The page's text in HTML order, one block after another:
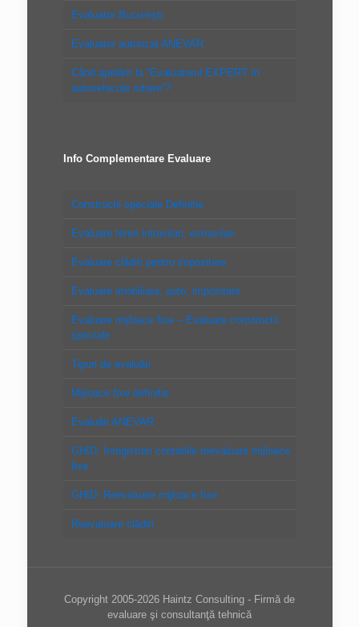
Evaluator Bucureşti
Evaluator autorizat ANEVAR
Când apelăm la “Evaluatorul EXPERT în
autovehicule rutiere”?
Info Complementare Evaluare
Constructii speciale Definitie
Evaluare teren intravilan, extravilan
Evaluare clădiri pentru impozitare
Evaluare imobiliara, auto, impozitare
Evaluare mijloace fixe – Evaluare constructii
speciale
Tipuri de evaluări
Mijloace fixe definitie
Evaluări ANEVAR
GHID: Inregistrari contabile reevaluare mijloace
fixe
GHID: Reevaluare mijloace fixe
Reevaluare clădiri
Copyright 2005-2026 Haintz Consulting - Firmă de
evaluare şi consultanţă tehnică